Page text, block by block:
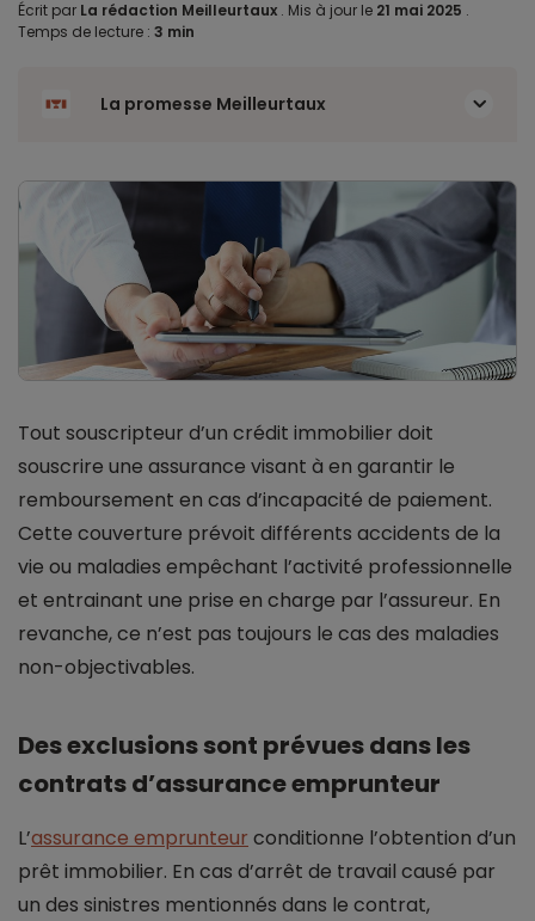
Écrit par La rédaction Meilleurtaux . Mis à jour le 21 mai 2025 .
Temps de lecture : 3 min
La promesse Meilleurtaux
Tout souscripteur d’un crédit immobilier doit
souscrire une assurance visant à en garantir le
remboursement en cas d’incapacité de paiement.
Cette couverture prévoit différents accidents de la
vie ou maladies empêchant l’activité professionnelle
et entrainant une prise en charge par l’assureur. En
revanche, ce n’est pas toujours le cas des maladies
non-objectivables.
Des exclusions sont prévues dans les
contrats d’assurance emprunteur
L’assurance emprunteur conditionne l’obtention d’un
prêt immobilier. En cas d’arrêt de travail causé par
un des sinistres mentionnés dans le contrat,